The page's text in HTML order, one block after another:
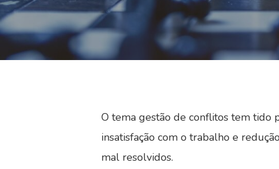
O tema gestão de conflitos tem tido
insatisfação com o trabalho e
mal resolvidos.